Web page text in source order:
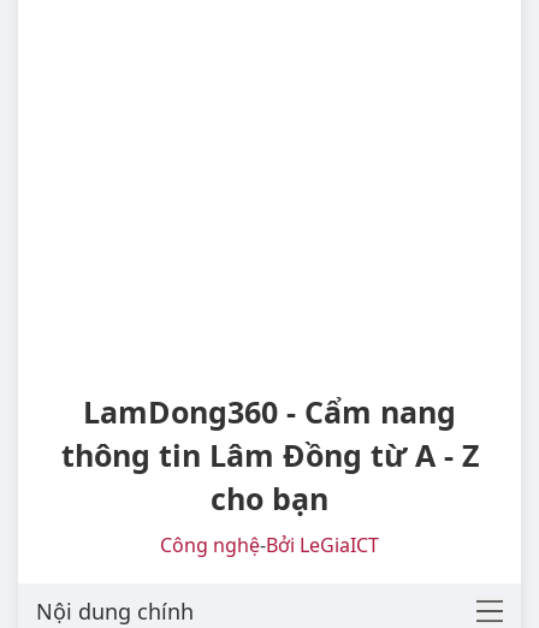
LamDong360 - Cẩm nang
thông tin Lâm Đồng từ A - Z
cho bạn
Công nghệ-Bởi LeGiaICT
Nội dung chính